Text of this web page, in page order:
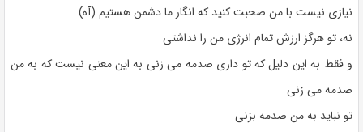
نیازی نیست با من صحبت کنید که انگار ما دشمن هستیم (آه)
نه، تو هرگز ارزش تمام انرژی من را نداشتی
و فقط به این دلیل که تو داری صدمه می زنی به این معنی نیست که به من
صدمه می زنی
تو نباید به من صدمه بزنی